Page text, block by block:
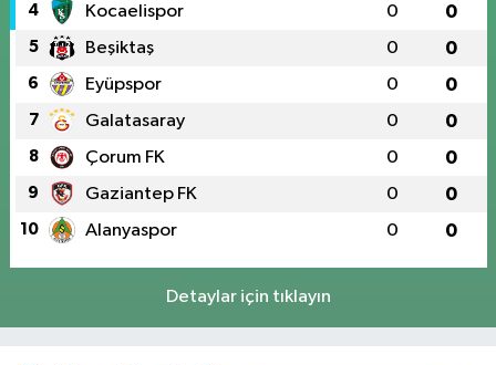
4 Kocaelispor 0 0
5 Beşiktaş 0 0
6 Eyüpspor 0 0
7 Galatasaray 0 0
8 Çorum FK 0 0
9 Gaziantep FK 0 0
10 Alanyaspor 0 0
Detaylar için tıklayın